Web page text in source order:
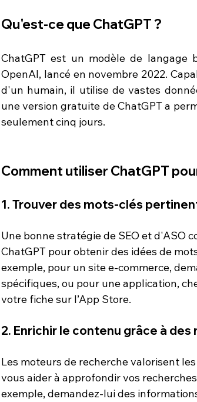
Qu'est-ce que ChatGPT ?
ChatGPT est un modèle de langage
OpenAI, lancé en novembre 2022.
d'un humain, il utilise de vastes
une version gratuite de ChatGPT a
seulement cinq jours.
Comment utiliser ChatGPT
1. Trouver des mots-clés
Une bonne stratégie de SEO et d'ASO
ChatGPT pour obtenir des idées de
exemple, pour un site e-commerce,
spécifiques, ou pour une application,
votre fiche sur l’App Store.
2. Enrichir le contenu grâce à
Les moteurs de recherche valorisent
vous aider à approfondir vos
exemple, demandez-lui des